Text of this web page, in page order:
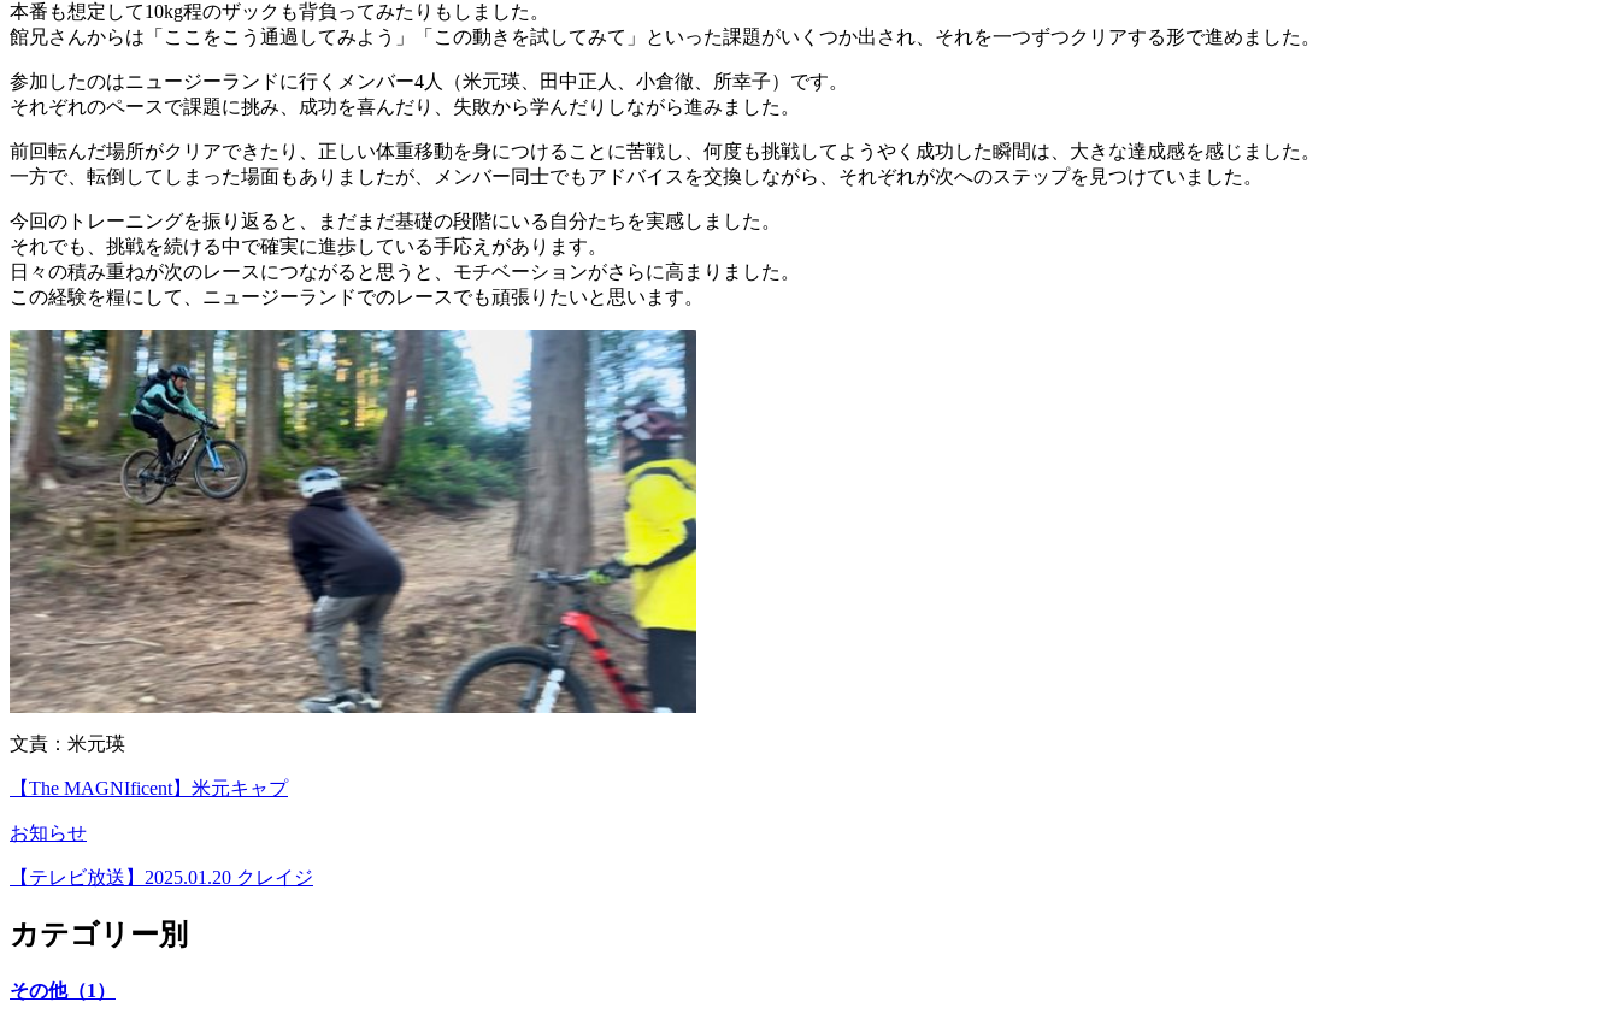
本番も想定して10kg程のザックも背負ってみたりもしました。
館兄さんからは「ここをこう通過してみよう」「この動きを試してみて」といった課題がいくつか出され、それを一つずつクリアする形で進めました。
参加したのはニュージーランドに行くメンバー4人（米元瑛、田中正人、小倉徹、所幸子）です。
それぞれのペースで課題に挑み、成功を喜んだり、失敗から学んだりしながら進みました。
前回転んだ場所がクリアできたり、正しい体重移動を身につけることに苦戦し、何度も挑戦してようやく成功した瞬間は、大きな達成感を感じました。
一方で、転倒してしまった場面もありましたが、メンバー同士でもアドバイスを交換しながら、それぞれが次へのステップを見つけていました。
今回のトレーニングを振り返ると、まだまだ基礎の段階にいる自分たちを実感しました。
それでも、挑戦を続ける中で確実に進歩している手応えがあります。
日々の積み重ねが次のレースにつながると思うと、モチベーションがさらに高まりました。
この経験を糧にして、ニュージーランドでのレースでも頑張りたいと思います。
文責：米元瑛
【The MAGNIficent】米元キャプ
お知らせ
【テレビ放送】2025.01.20 クレイジ
カテゴリー別
その他（1）